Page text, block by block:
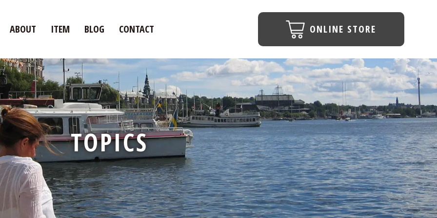
ABOUT ITEM BLOG CONTACT ONLINE STORE
TOPICS